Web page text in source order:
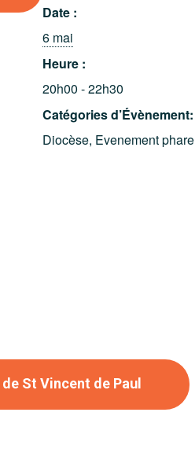
Date :
6 mai
Heure :
20h00 - 22h30
Catégories d’Évènement:
Diocèse, Evenement phare
St Vincent de Paul